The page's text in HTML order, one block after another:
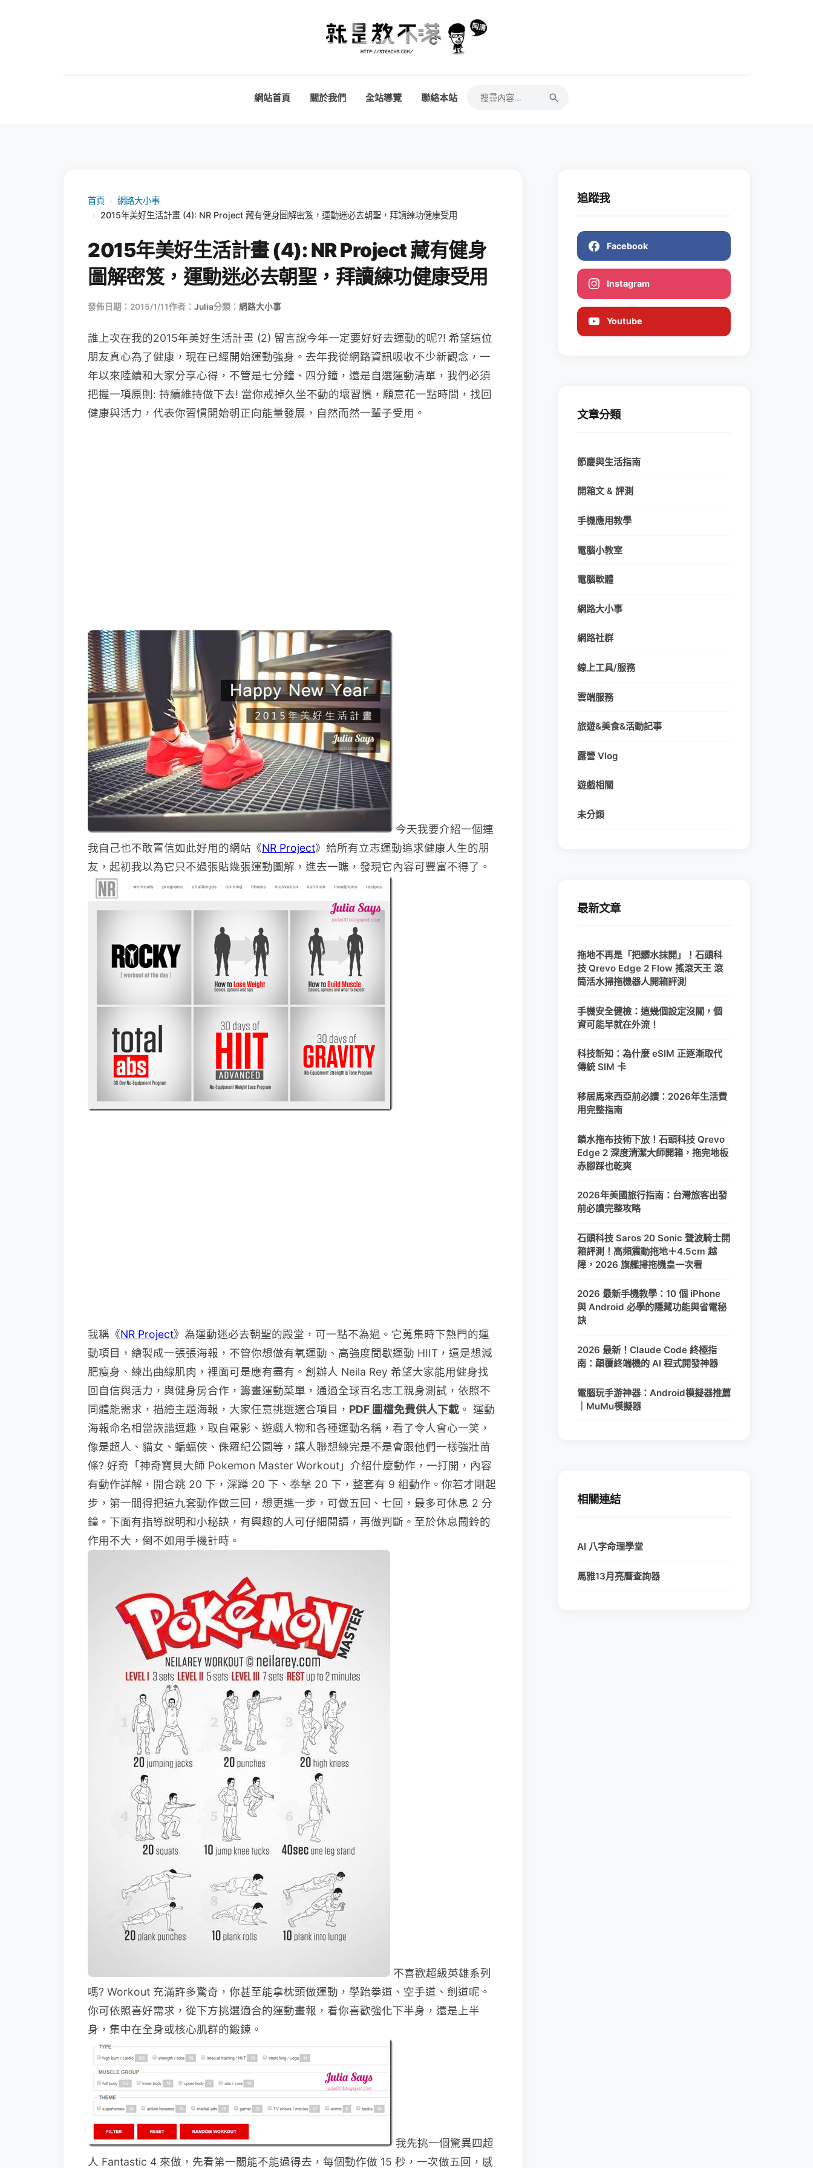
網站首頁 關於我們 全站導覽 聯絡本站
首頁 › 網路大小事
› 2015年美好生活計畫 (4): NR Project 藏有健身圖解密笈，運動迷必去朝聖，拜讀練功健康受用
2015年美好生活計畫 (4): NR Project 藏有健身
圖解密笈，運動迷必去朝聖，拜讀練功健康受用
發佈日期：2015/1/11作者： Julia分類： 網路大小事
誰上次在我的2015年美好生活計畫 (2) 留言說今年一定要好好去運動的呢?! 希望這位
朋友真心為了健康，現在已經開始運動強身。去年我從網路資訊吸收不少新觀念，一
年以來陸續和大家分享心得，不管是七分鐘、四分鐘，還是自選運動清單，我們必須
把握一項原則: 持續維持做下去! 當你戒掉久坐不動的壞習慣，願意花一點時間，找回
健康與活力，代表你習慣開始朝正向能量發展，自然而然一輩子受用。
今天我要介紹一個連
我自己也不敢置信如此好用的網站《NR Project》給所有立志運動追求健康人生的朋
友，起初我以為它只不過張貼幾張運動圖解，進去一瞧，發現它內容可豐富不得了。
我稱《NR Project》為運動迷必去朝聖的殿堂，可一點不為過。它蒐集時下熱門的運
動項目，繪製成一張張海報，不管你想做有氧運動、高強度間歇運動 HIIT，還是想減
肥瘦身、練出曲線肌肉，裡面可是應有盡有。創辦人 Neila Rey 希望大家能用健身找
回自信與活力，與健身房合作，籌畫運動菜單，通過全球百名志工親身測試，依照不
同體能需求，描繪主題海報，大家任意挑選適合項目， PDF 圖檔免費供人下載 。 運動
海報命名相當詼諧逗趣，取自電影、遊戲人物和各種運動名稱，看了令人會心一笑，
像是超人、貓女、蝙蝠俠、侏羅紀公園等，讓人聯想練完是不是會跟他們一樣強壯苗
條? 好奇「神奇寶貝大師 Pokemon Master Workout」介紹什麼動作，一打開，內容
有動作詳解，開合跳 20 下，深蹲 20 下、拳擊 20 下，整套有 9 組動作。你若才剛起
步，第一關得把這九套動作做三回，想更進一步，可做五回、七回，最多可休息 2 分
鐘。下面有指導說明和小秘訣，有興趣的人可仔細閱讀，再做判斷。至於休息鬧鈴的
作用不大，倒不如用手機計時。
不喜歡超級英雄系列
嗎? Workout 充滿許多驚奇，你甚至能拿枕頭做運動，學跆拳道、空手道、劍道呢。
你可依照喜好需求，從下方挑選適合的運動畫報，看你喜歡強化下半身，還是上半
身，集中在全身或核心肌群的鍛鍊。
我先挑一個驚異四超
人 Fantastic 4 來做，先看第一關能不能過得去，每個動作做 15 秒，一次做五回，感
追蹤我
Facebook
Instagram
Youtube
文章分類
節慶與生活指南
開箱文 & 評測
手機應用教學
電腦小教室
電腦軟體
網路大小事
網路社群
線上工具/服務
雲端服務
旅遊&美食&活動記事
露營 Vlog
遊戲相關
未分類
最新文章
拖地不再是「把髒水抹開」！石頭科
技 Qrevo Edge 2 Flow 搖滾天王 滾
筒活水掃拖機器人開箱評測
手機安全健檢：這幾個設定沒關，個
資可能早就在外流！
科技新知：為什麼 eSIM 正逐漸取代
傳統 SIM 卡
移居馬來西亞前必讀：2026年生活費
用完整指南
鎖水拖布技術下放！石頭科技 Qrevo
Edge 2 深度清潔大師開箱，拖完地板
赤腳踩也乾爽
2026年美國旅行指南：台灣旅客出發
前必讀完整攻略
石頭科技 Saros 20 Sonic 聲波騎士開
箱評測！高頻震動拖地＋4.5cm 越
障，2026 旗艦掃拖機皇一次看
2026 最新手機教學：10 個 iPhone
與 Android 必學的隱藏功能與省電秘
訣
2026 最新！Claude Code 終極指
南：顛覆終端機的 AI 程式開發神器
電腦玩手游神器：Android模擬器推薦
｜MuMu模擬器
相關連結
AI 八字命理學堂
馬雅13月亮曆查詢器